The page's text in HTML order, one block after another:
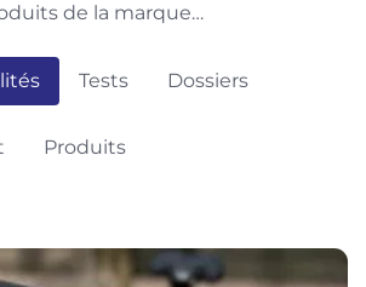
de la marque…
Tests Dossiers
Produits